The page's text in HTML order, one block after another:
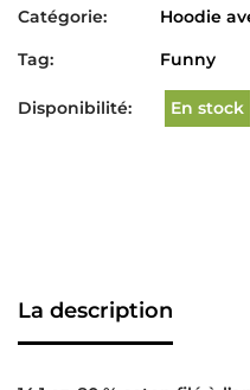
Catégorie:
Hoodie
Tag:
Funny
Disponibilité: En stock
La description